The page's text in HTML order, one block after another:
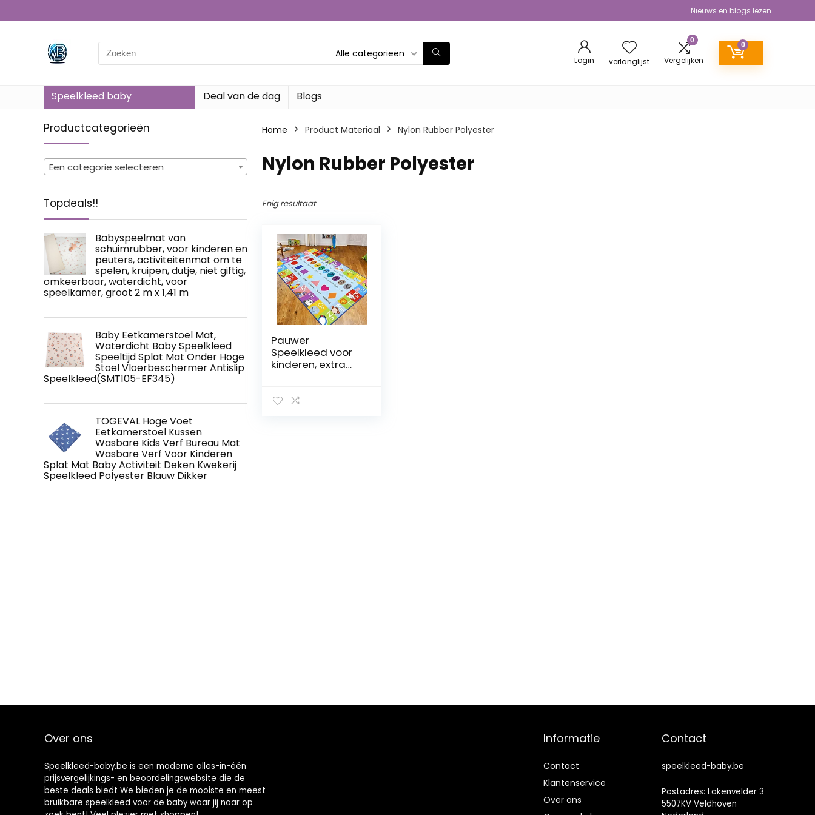
Nieuws en blogs lezen
Search
for:
Alle categorieën
Login verlanglijst
0
Vergelijken
0
Speelkleed baby Deal van de dag Blogs
Productcategorieën
Een categorie selecteren
Topdeals!!
Babyspeelmat van
schuimrubber, voor kinderen en
peuters, activiteitenmat om te
spelen, kruipen, dutje, niet giftig,
omkeerbaar, waterdicht, voor
speelkamer, groot 2 m x 1,41 m
Baby Eetkamerstoel Mat,
Waterdicht Baby Speelkleed
Speeltijd Splat Mat Onder Hoge
Stoel Vloerbeschermer Antislip
Speelkleed(SMT105-EF345)
TOGEVAL Hoge Voet
Eetkamerstoel Kussen
Wasbare Kids Verf Bureau Mat
Wasbare Verf Voor Kinderen
Splat Mat Baby Activiteit Deken Kwekerij
Speelkleed Polyester Blauw Dikker
Home Product Materiaal ‎Nylon Rubber Polyester
‎Nylon Rubber Polyester
Enig resultaat
Pauwer
Speelkleed voor
kinderen, extra
speeltijdcollectie,
Over ons
Speelkleed-baby.be is een moderne alles-in-één
prijsvergelijkings- en beoordelingswebsite die de
beste deals biedt We bieden je de mooiste en meest
bruikbare speelkleed voor de baby waar jij naar op
Informatie
Contact
Klantenservice
Over ons
Contact
speelkleed-baby.be
Postadres: Lakenvelder 3
5507KV Veldhoven